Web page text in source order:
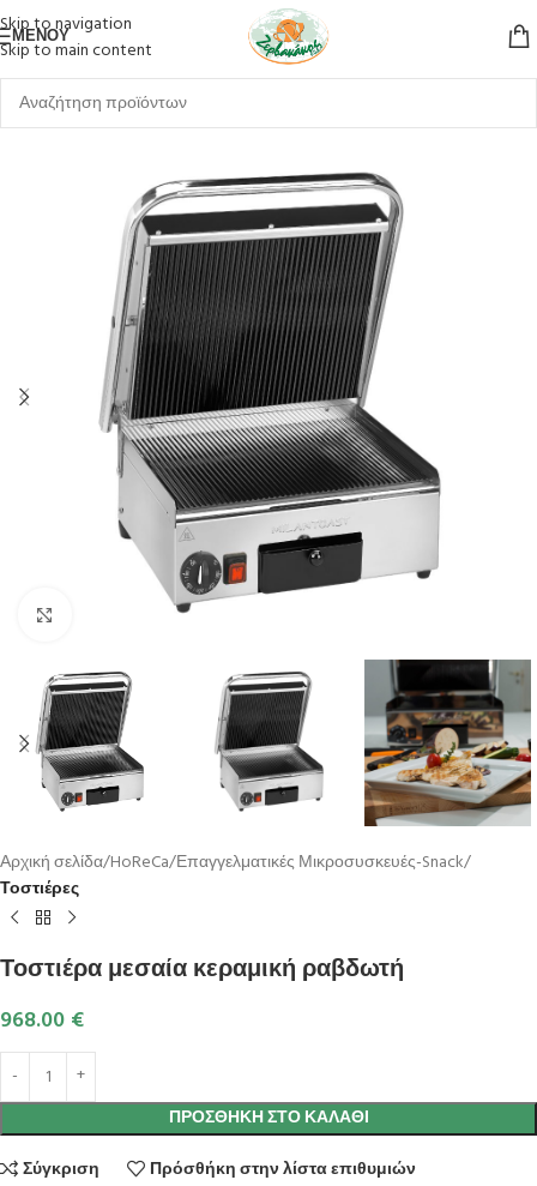
Skip to navigation
Skip to main content
ΜΕΝΟΎ
Κλικ για μεγέθυνση
Αρχική σελίδα HoReCa Επαγγελματικές Μικροσυσκευές-Snack
Τοστιέρες
Τοστιέρα μεσαία κεραμική ραβδωτή
968.00 €
ΠΡΟΣΘΉΚΗ ΣΤΟ ΚΑΛΆΘΙ
Σύγκριση
Πρόσθήκη στην λίστα επιθυμιών